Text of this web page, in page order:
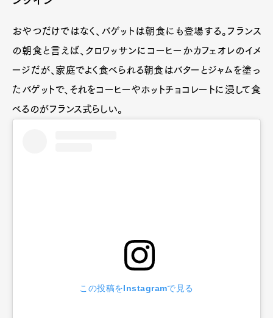
おやつだけではなく、バゲットは朝食にも登場する。フランス
の朝食と言えば、クロワッサンにコーヒーかカフェオレのイメ
ージだが、家庭でよく食べられる朝食はバターとジャムを塗っ
たバゲットで、それをコーヒーやホットチョコレートに浸して食
べるのがフランス式らしい。
この投稿をInstagramで見る